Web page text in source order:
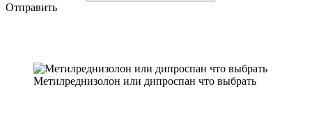
Отправить
Метилреднизолон или дипроспан что выбрать